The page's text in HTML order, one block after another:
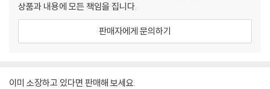
상품과 내용에 모든 책임을 집니다.
판매자에게 문의하기
이미 소장하고 있다면 판매해 보세요.